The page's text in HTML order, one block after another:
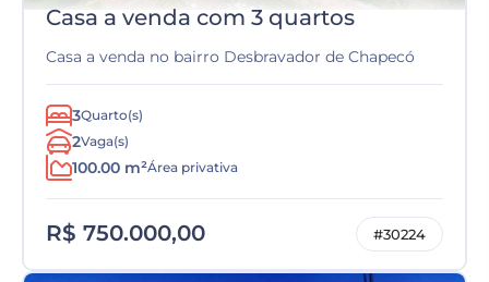
Casa a venda com 3 quartos
Casa a venda no bairro Desbravador de Chapecó
3Quarto(s)
2Vaga(s)
100.00 m²Área privativa
R$ 750.000,00 #30224